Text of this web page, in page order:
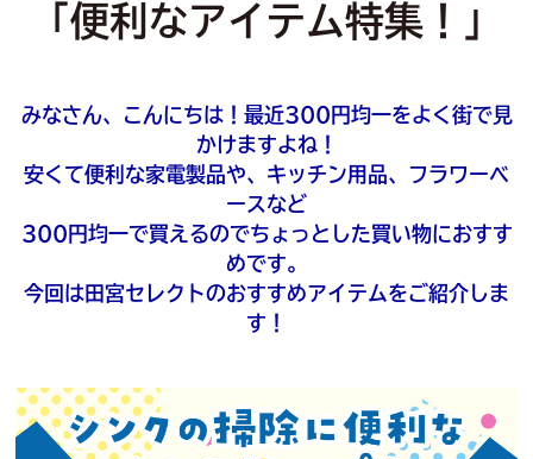
「便利なアイテム特集！」
みなさん、こんにちは！最近300円均一をよく街で見
かけますよね！
安くて便利な家電製品や、キッチン用品、フラワーベ
ースなど
300円均一で買えるのでちょっとした買い物におすす
めです。
今回は田宮セレクトのおすすめアイテムをご紹介しま
す！